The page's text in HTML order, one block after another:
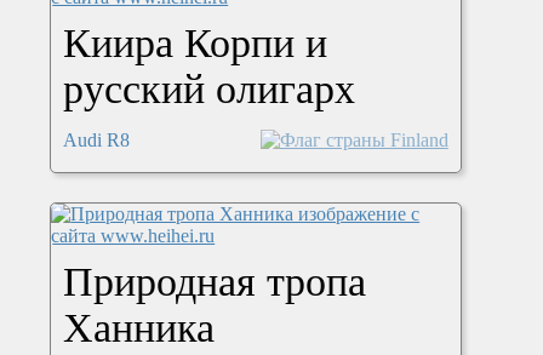
Киира Корпи и
русский олигарх
Audi R8
Природная тропа
Ханника